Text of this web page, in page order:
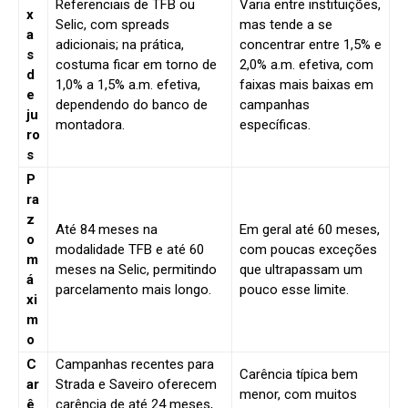
x
a
s
d
e
ju
ro
s
Referenciais de TFB ou
Selic, com spreads
adicionais; na prática,
costuma ficar em torno de
1,0% a 1,5% a.m. efetiva,
dependendo do banco de
montadora.
Varia entre instituições,
mas tende a se
concentrar entre 1,5% e
2,0% a.m. efetiva, com
faixas mais baixas em
campanhas
específicas.
P
ra
z
o
m
á
xi
m
o
Até 84 meses na
modalidade TFB e até 60
meses na Selic, permitindo
parcelamento mais longo.
Em geral até 60 meses,
com poucas exceções
que ultrapassam um
pouco esse limite.
C
ar
ê
Campanhas recentes para
Strada e Saveiro oferecem
carência de até 24 meses,
Carência típica bem
menor, com muitos